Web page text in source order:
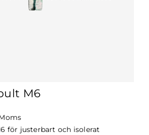
M6
för justerbart och isolerat